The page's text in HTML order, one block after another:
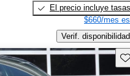
El precio incluye tasas
$660/mes
Verif. disponibilidad